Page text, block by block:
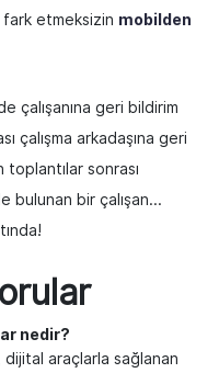
fark etmeksizin mobilden
çalışanına geri bildirim
çalışma arkadaşına geri
sonrası
bulunan bir çalışan...
nedir?
araçlarla sağlanan